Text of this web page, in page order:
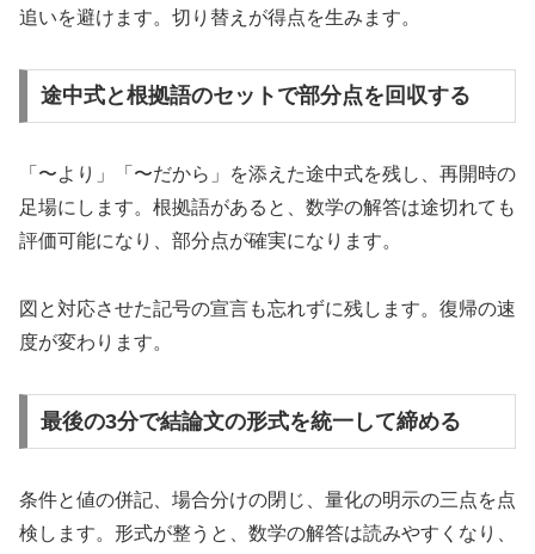
追いを避けます。切り替えが得点を生みます。
途中式と根拠語のセットで部分点を回収する
「〜より」「〜だから」を添えた途中式を残し、再開時の
足場にします。根拠語があると、数学の解答は途切れても
評価可能になり、部分点が確実になります。
図と対応させた記号の宣言も忘れずに残します。復帰の速
度が変わります。
最後の3分で結論文の形式を統一して締める
条件と値の併記、場合分けの閉じ、量化の明示の三点を点
検します。形式が整うと、数学の解答は読みやすくなり、